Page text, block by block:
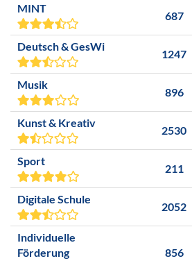
MINT
687
Deutsch & GesWi
1247
Musik
896
Kunst & Kreativ
2530
Sport
211
Digitale Schule
2052
Individuelle
Förderung
856